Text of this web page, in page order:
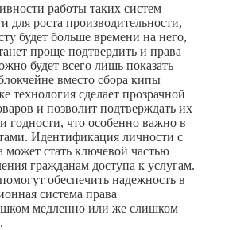
работы таких систем
для роста производительности,
будет больше времени на него,
проще подтвердить и права
будет всего лишь показать
вместо сбора кипы
технология сделает прозрачной
и позволит подтверждать их
годности, что особенно важно в
Идентификация личности с
стать ключевой частью
гражданам доступа к услугам.
обеспечить надежность в
система права
медленно или же слишком